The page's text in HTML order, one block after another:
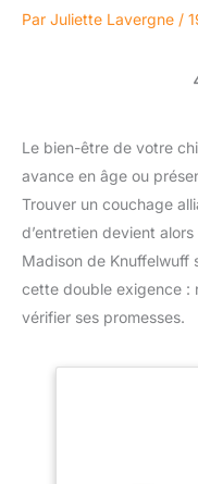
Par Juliette Lavergne /
Le bien-être de votre
avance en âge ou
Trouver un couchage
d’entretien devient
Madison de Knuffelwuff
cette double exigence :
vérifier ses promesses.